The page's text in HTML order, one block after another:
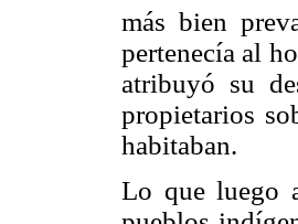
más bien
pertenecía al
atribuyó su
propietarios
habitaban.
Lo que luego